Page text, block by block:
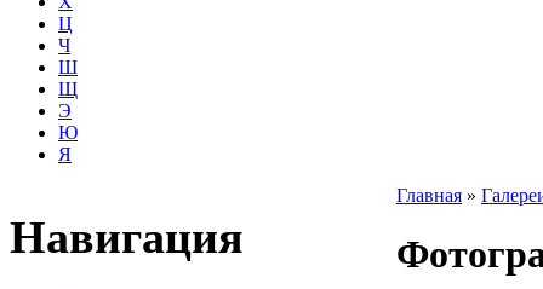
Ц
Ч
Ш
Щ
Э
Ю
Я
Навигация
Главная »